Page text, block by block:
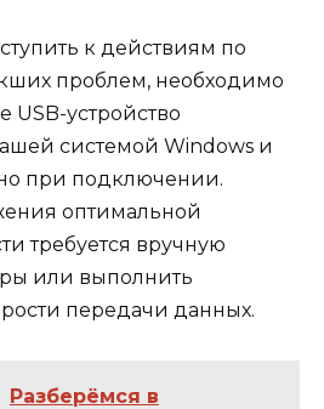
к действиям по
проблем, необходимо
USB-устройство
системой Windows и
при подключении.
оптимальной
требуется вручную
или выполнить
передачи данных.
Разберёмся в